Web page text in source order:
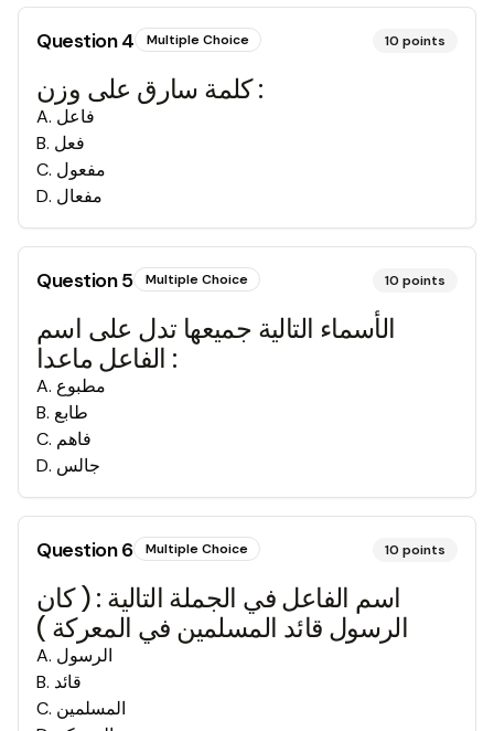
Question4 Multiple Choice 10 points
كلمة سارق على وزن :
A. فاعل
B. فعل
C. مفعول
D. مفعال
Question5 Multiple Choice 10 points
الأسماء التالية جميعها تدل على اسم
الفاعل ماعدا :
A. مطبوع
B. طابع
C. فاهم
D. جالس
Question6 Multiple Choice 10 points
اسم الفاعل في الجملة التالية : ( كان
الرسول قائد المسلمين في المعركة )
A. الرسول
B. قائد
C. المسلمين